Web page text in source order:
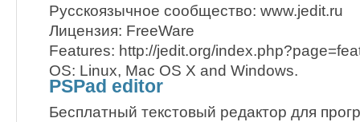
Русскоязычное сообщество: www.jedit.ru
Лицензия: FreeWare
Features: http://jedit.org/
OS: Linux, Mac OS X and Windows.
PSPad editor
Бесплатный текстовый редактор для